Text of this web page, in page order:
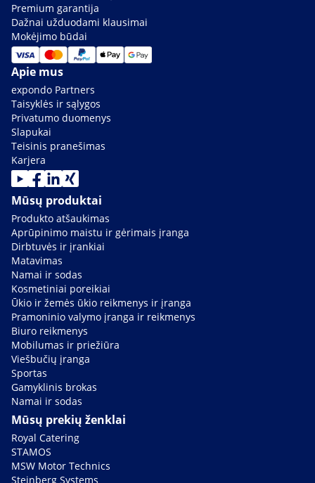
Premium garantija
Dažnai užduodami klausimai
Mokėjimo būdai
Apie mus
expondo Partners
Taisyklės ir sąlygos
Privatumo duomenys
Slapukai
Teisinis pranešimas
Karjera
Mūsų produktai
Produkto atšaukimas
Aprūpinimo maistu ir gėrimais įranga
Dirbtuvės ir įrankiai
Matavimas
Namai ir sodas
Kosmetiniai poreikiai
Ūkio ir žemės ūkio reikmenys ir įranga
Pramoninio valymo įranga ir reikmenys
Biuro reikmenys
Mobilumas ir priežiūra
Viešbučių įranga
Sportas
Gamyklinis brokas
Namai ir sodas
Mūsų prekių ženklai
Royal Catering
STAMOS
MSW Motor Technics
Steinberg Systems